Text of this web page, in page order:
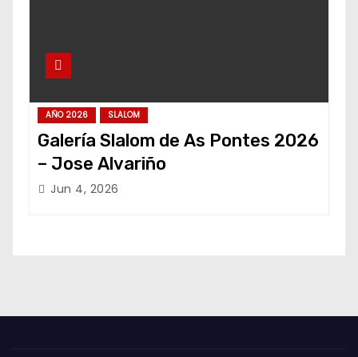
AÑO 2026 SLALOM
Galería Slalom de As Pontes 2026
– Jose Alvariño
Jun 4, 2026